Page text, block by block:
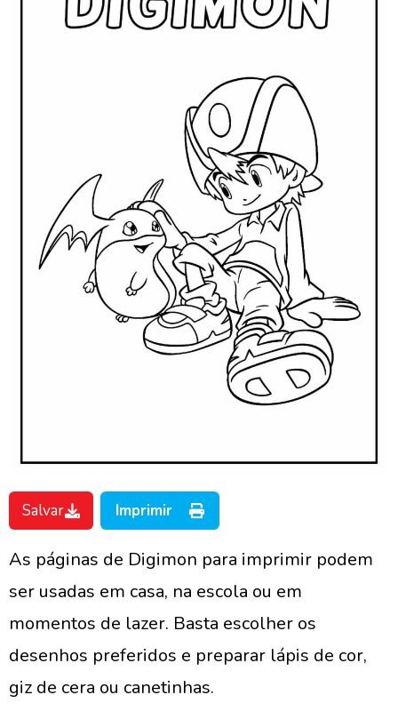
Salvar Imprimir
As páginas de Digimon para imprimir podem
ser usadas em casa, na escola ou em
momentos de lazer. Basta escolher os
desenhos preferidos e preparar lápis de cor,
giz de cera ou canetinhas.